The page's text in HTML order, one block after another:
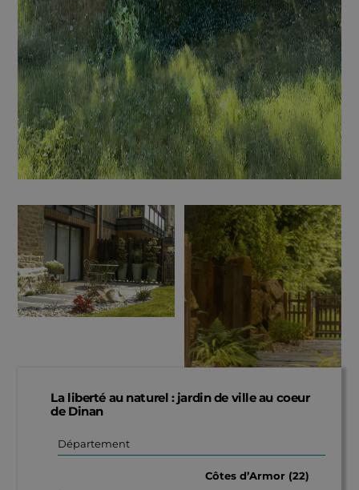
La liberté au naturel : jardin de ville au coeur
de Dinan
Département
Côtes d’Armor (22)